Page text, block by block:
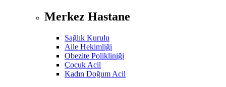
Merkez Hastane
Sağlık Kurulu
Aile Hekimliği
Obezite Polikliniği
Çocuk Acil
Kadın Doğum Acil